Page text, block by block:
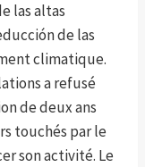
las altas
de las
climatique.
a refusé
de deux ans
touchés par le
son activité. Le